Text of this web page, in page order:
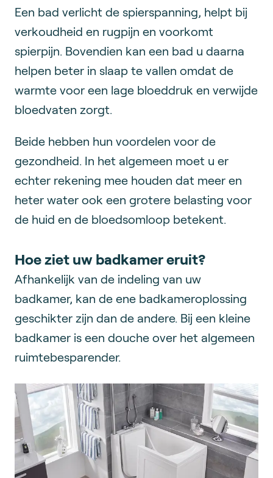
Een bad verlicht de spierspanning, helpt bij
verkoudheid en rugpijn en voorkomt
spierpijn. Bovendien kan een bad u daarna
helpen beter in slaap te vallen omdat de
warmte voor een lage bloeddruk en verwijde
bloedvaten zorgt.
Beide hebben hun voordelen voor de
gezondheid. In het algemeen moet u er
echter rekening mee houden dat meer en
heter water ook een grotere belasting voor
de huid en de bloedsomloop betekent.
Hoe ziet uw badkamer eruit?
Afhankelijk van de indeling van uw
badkamer, kan de ene badkameroplossing
geschikter zijn dan de andere. Bij een kleine
badkamer is een douche over het algemeen
ruimtebesparender.